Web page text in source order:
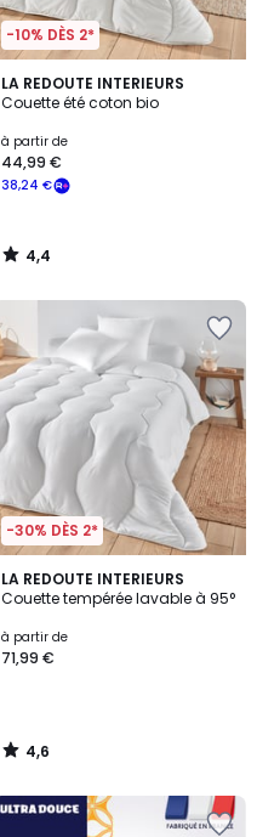
-10% DÈS 2*
LA REDOUTE INTERIEURS
Couette été coton bio
à partir de
38,24 €
44,99 €
4,4
/ 5
4,4
/
-30% DÈS 2*
LA REDOUTE INTERIEURS
Couette tempérée lavable à 95°
à partir de
71,99 €
4,6
/ 5
4,6
/